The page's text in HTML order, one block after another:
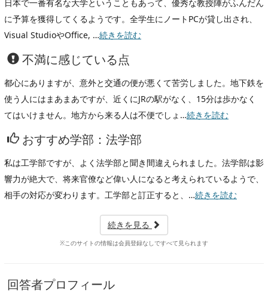
日本で一番有名な大学ということもあって、優秀な教授陣がふんだん
に予算を獲得してくるようです。全学生にノートPCが貸し出され、
Visual StudioやOffice, …続きを読む
不満に感じている点
都心にありますが、意外と交通の便が悪くて苦労しました。地下鉄を
使う人にはまあまあですが、近くにJRの駅がなく、15分は歩かなく
てはいけません。地方から来る人は不便でしょ…続きを読む
おすすめ学部：法学部
私は工学部ですが、よく法学部と聞き間違えられました。法学部は影
響力が絶大で、将来官僚など偉い人になると考えられているようで、
相手の対応が変わります。工学部と訂正すると、…続きを読む
続きを見る
※このサイトの情報は会員登録なしですべて見られます
回答者プロフィール